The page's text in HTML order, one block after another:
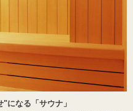
になる「サウナ」